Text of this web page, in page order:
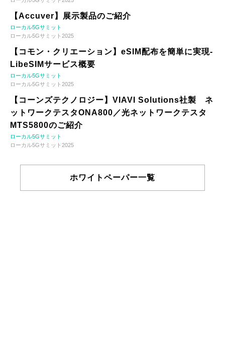
【Accuver】展示製品のご紹介
ローカル5Gサミット
ローカル5Gサミット2025
【コモン・クリエーション】eSIM配布を簡単に実現-
LibeSIMサービス概要
ローカル5Gサミット
ローカル5Gサミット2025
【コーンズテクノロジー】VIAVI Solutions社製 ネ
ットワークテスタONA800／光ネットワークテスタ
MTS5800のご紹介
ローカル5Gサミット
ローカル5Gサミット2025
ホワイトペーパー一覧